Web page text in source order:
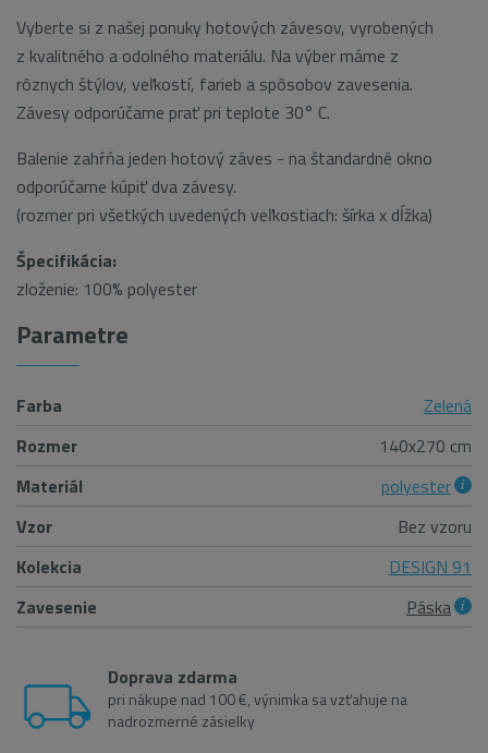
Vyberte si z našej ponuky hotových závesov, vyrobených
z kvalitného a odolného materiálu. Na výber máme z
rôznych štýlov, veľkostí, farieb a spôsobov zavesenia.
Závesy odporúčame prať pri teplote 30° C.
Balenie zahŕňa jeden hotový záves - na štandardné okno
odporúčame kúpiť dva závesy.
(rozmer pri všetkých uvedených veľkostiach: šírka x dĺžka)
Špecifikácia:
zloženie: 100% polyester
Parametre
Farba
Zelená
Rozmer
140x270 cm
Materiál
polyester
Vzor
Bez vzoru
Kolekcia
DESIGN 91
Zavesenie
Páska
Doprava zdarma
pri nákupe nad 100 €, výnimka sa vzťahuje na
nadrozmerné zásielky